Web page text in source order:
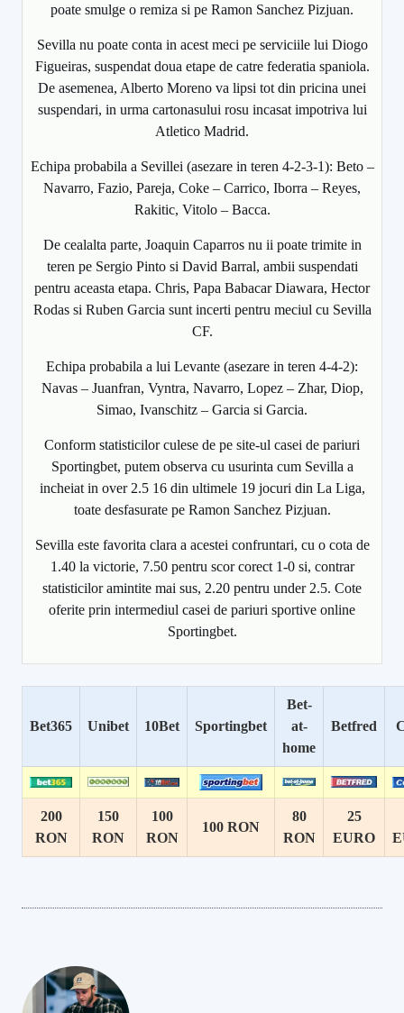
poate smulge o remiza si pe Ramon Sanchez Pizjuan.
Sevilla nu poate conta in acest meci pe serviciile lui Diogo
Figueiras, suspendat doua etape de catre federatia spaniola.
De asemenea, Alberto Moreno va lipsi tot din pricina unei
suspendari, in urma cartonasului rosu incasat impotriva lui
Atletico Madrid.
Echipa probabila a Sevillei (asezare in teren 4-2-3-1): Beto –
Navarro, Fazio, Pareja, Coke – Carrico, Iborra – Reyes,
Rakitic, Vitolo – Bacca.
De cealalta parte, Joaquin Caparros nu ii poate trimite in
teren pe Sergio Pinto si David Barral, ambii suspendati
pentru aceasta etapa. Chris, Papa Babacar Diawara, Hector
Rodas si Ruben Garcia sunt incerti pentru meciul cu Sevilla
CF.
Echipa probabila a lui Levante (asezare in teren 4-4-2):
Navas – Juanfran, Vyntra, Navarro, Lopez – Zhar, Diop,
Simao, Ivanschitz – Garcia si Garcia.
Conform statisticilor culese de pe site-ul casei de pariuri
Sportingbet, putem observa cu usurinta cum Sevilla a
incheiat in over 2.5 16 din ultimele 19 jocuri din La Liga,
toate desfasurate pe Ramon Sanchez Pizjuan.
Sevilla este favorita clara a acestei confruntari, cu o cota de
1.40 la victorie, 7.50 pentru scor corect 1-0 si, contrar
statisticilor amintite mai sus, 2.20 pentru under 2.5. Cote
oferite prin intermediul casei de pariuri sportive online
Sportingbet.
Bet365 Unibet 10Bet Sportingbet
Bet-
at-
home
Betfred
200
RON
150
RON
100
RON
100 RON
80
RON
25
EURO